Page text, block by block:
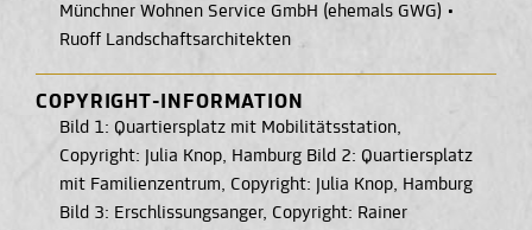
Münchner Wohnen Service GmbH (ehemals GWG) •
Ruoff Landschaftsarchitekten
COPYRIGHT-INFORMATION
Bild 1: Quartiersplatz mit Mobilitätsstation,
Copyright: Julia Knop, Hamburg Bild 2: Quartiersplatz
mit Familienzentrum, Copyright: Julia Knop, Hamburg
Bild 3: Erschlissungsanger, Copyright: Rainer